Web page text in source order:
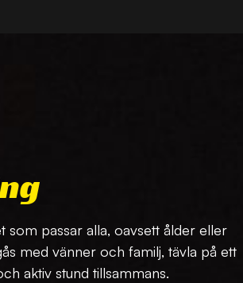
som passar alla, oavsett ålder eller
med vänner och familj, tävla på ett
aktiv stund tillsammans.